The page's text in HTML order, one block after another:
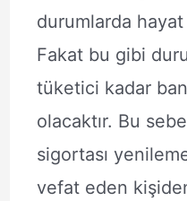
durumlarda
Fakat bu gibi
tüketici kadar
olacaktır. Bu
sigortası
vefat eden